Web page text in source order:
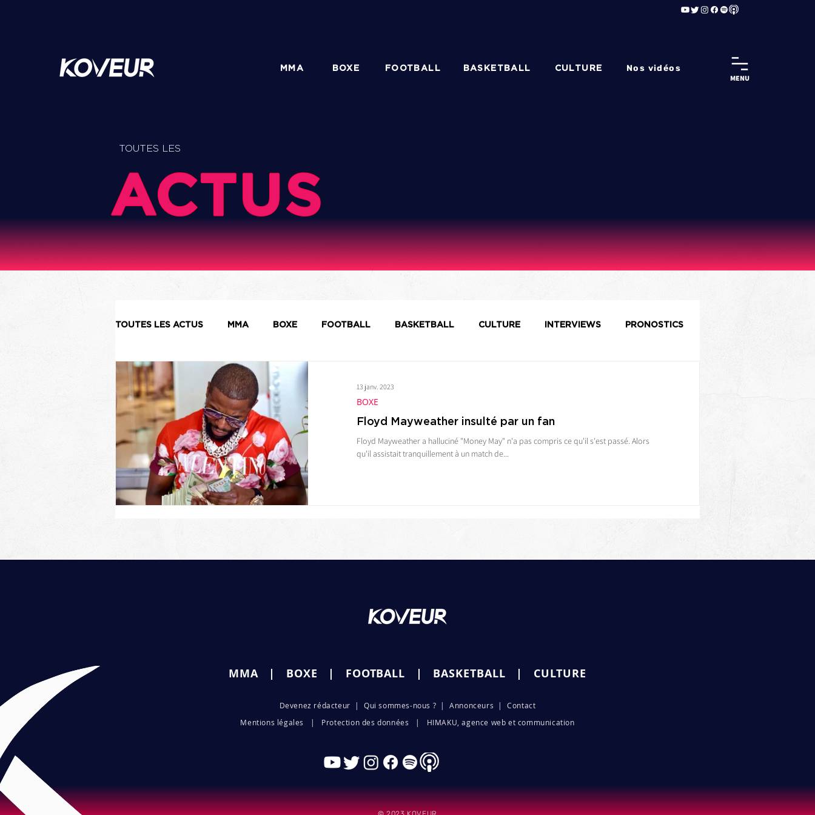
MMA BOXE FOOTBALL BASKETBALL CULTURE Nos vidéos
MENU
TOUTES LES
ACTUS
TOUTES LES ACTUS MMA BOXE FOOTBALL BASKETBALL CULTURE INTERVIEWS PRONOSTICS
Floyd Mayweather insulté par un fan
Floyd Mayweather a halluciné "Money May" n'a pas compris ce qu'il s'est passé. Alors
qu'il assistait tranquillement à un match de...
BOXE
13 janv. 2023
MMA| BOXE | FOOTBALL | BASKETBALL | CULTURE
Devenez rédacteur | Qui sommes-nous ? |Annonceurs |Contact
Mentions légales | Protection des données | HIMAKU, agence web et communication